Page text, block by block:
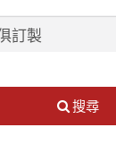
搜尋